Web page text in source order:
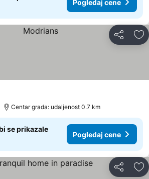
Pogledaj cene
Deli
Centar grada: udaljenost 0.7 km
se prikazale
Pogledaj cene
Deli